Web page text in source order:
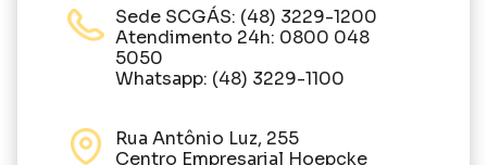
Sede SCGÁS: (48) 3229-1200
Atendimento 24h: 0800 048
5050
Whatsapp: (48) 3229-1100
Rua Antônio Luz, 255
Centro Empresarial Hoepcke